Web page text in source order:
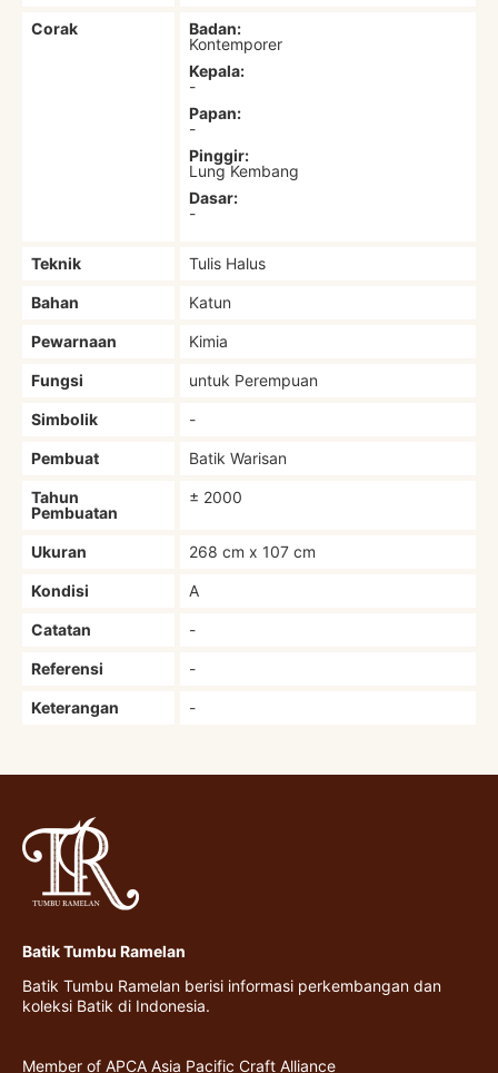
Corak
Badan:
Kontemporer
Kepala:
-
Papan:
-
Pinggir:
Lung Kembang
Dasar:
-
Teknik Tulis Halus
Bahan Katun
Pewarnaan Kimia
Fungsi untuk Perempuan
Simbolik -
Pembuat Batik Warisan
Tahun
Pembuatan
± 2000
Ukuran 268 cm x 107 cm
Kondisi A
Catatan -
Referensi -
Keterangan -
Batik Tumbu Ramelan
Batik Tumbu Ramelan berisi informasi perkembangan dan
koleksi Batik di Indonesia.
Member of APCA Asia Pacific Craft Alliance